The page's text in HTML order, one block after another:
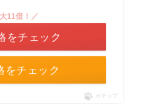
をチェック
11倍！／
をチェック
ポチップ